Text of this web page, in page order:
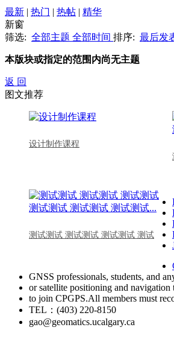
最新 | 热门 | 热帖 | 精华
新窗
筛选: 全部主题 全部时间 排序: 最后发
本版块或指定的范围内尚无主题
返 回
图文推荐
设计制作课程
测试测试 测试测试 测试测试 测试
GNSS professionals, students, and
or satellite positioning and
to join CPGPS.All members must
TEL：(403) 220-8150
gao@geomatics.ucalgary.ca